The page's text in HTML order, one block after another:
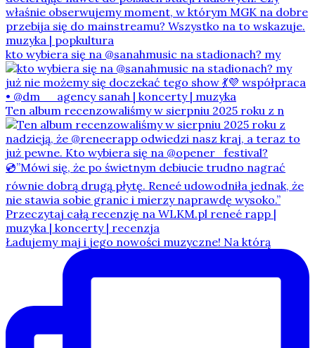
kto wybiera się na @sanahmusic na stadionach? my
Ten album recenzowaliśmy w sierpniu 2025 roku z n
Ładujemy maj i jego nowości muzyczne! Na którą